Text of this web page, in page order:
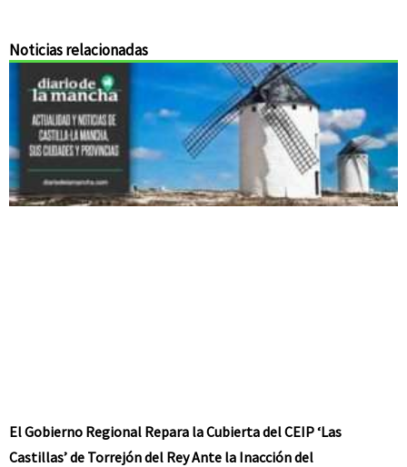
Noticias relacionadas
El Gobierno Regional Repara la Cubierta del CEIP ‘Las
Castillas’ de Torrejón del Rey Ante la Inacción del